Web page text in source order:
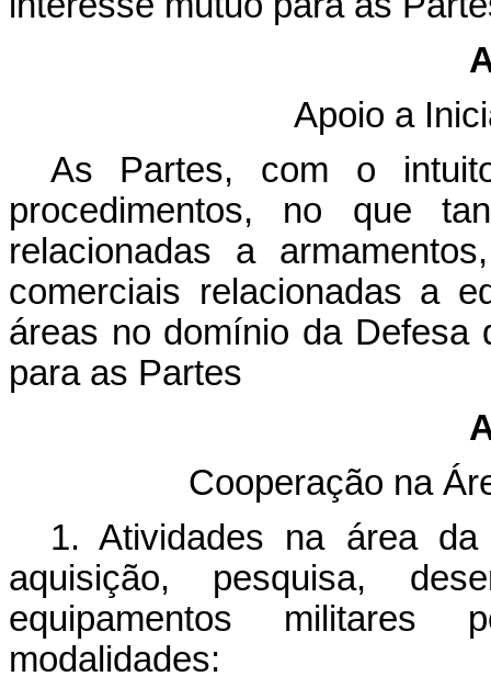
Apoio a
As Partes, com o
procedimentos, no que
relacionadas a
comerciais relacionadas a
áreas no domínio da Defesa
para as Partes
Cooperação na
1. Atividades na área
aquisição, pesquisa,
equipamentos militares
modalidades: